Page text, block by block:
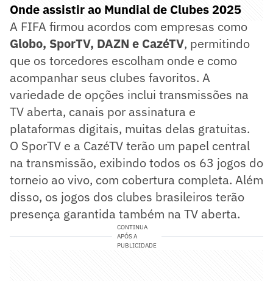
Onde assistir ao Mundial de Clubes 2025
A FIFA firmou acordos com empresas como
Globo, SporTV, DAZN e CazéTV, permitindo
que os torcedores escolham onde e como
acompanhar seus clubes favoritos. A
variedade de opções inclui transmissões na
TV aberta, canais por assinatura e
plataformas digitais, muitas delas gratuitas.
O SporTV e a CazéTV terão um papel central
na transmissão, exibindo todos os 63 jogos do
torneio ao vivo, com cobertura completa. Além
disso, os jogos dos clubes brasileiros terão
presença garantida também na TV aberta.
CONTINUA
APÓS A
PUBLICIDADE